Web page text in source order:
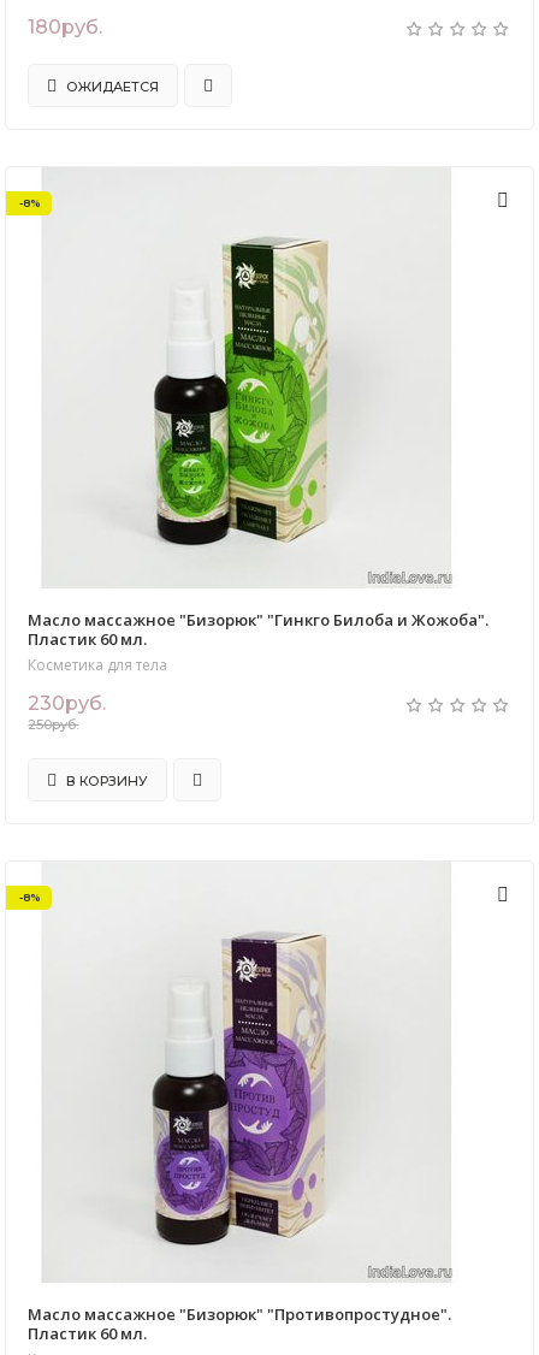
180руб.
ОЖИДАЕТСЯ
-8%
Масло массажное "Бизорюк" "Гинкго Билоба и Жожоба".
Пластик 60 мл.
Косметика для тела
230руб.
250руб.
В КОРЗИНУ
-8%
Масло массажное "Бизорюк" "Противопростудное".
Пластик 60 мл.